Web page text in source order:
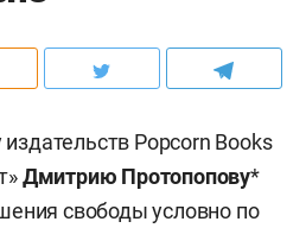
Popcorn Books
Дмитрию Протопопову*
свободы условно по